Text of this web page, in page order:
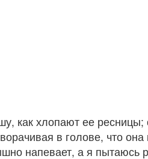
как хлопают ее ресницы;
в голове, что
напевает, а я пытаюсь